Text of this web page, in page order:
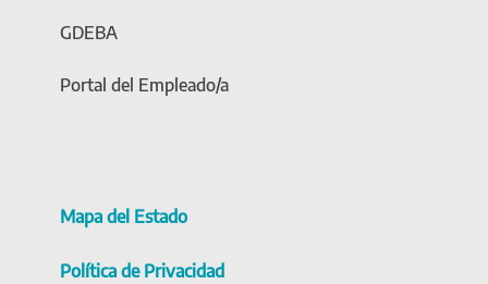
GDEBA
Portal del Empleado/a
Mapa del Estado
Política de Privacidad